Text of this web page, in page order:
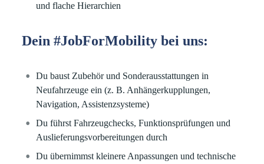
und flache Hierarchien
Dein #JobForMobility bei uns:
Du baust Zubehör und Sonderausstattungen in
Neufahrzeuge ein (z. B. Anhängerkupplungen,
Navigation, Assistenzsysteme)
Du führst Fahrzeugchecks, Funktionsprüfungen und
Auslieferungsvorbereitungen durch
Du übernimmst kleinere Anpassungen und technische